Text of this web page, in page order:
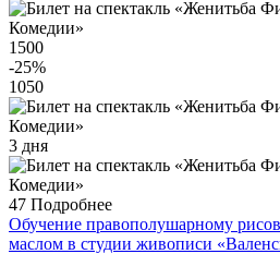
1500
-25%
1050
3 дня
47 Подробнее
Обучение правополушарному
маслом в студии живописи